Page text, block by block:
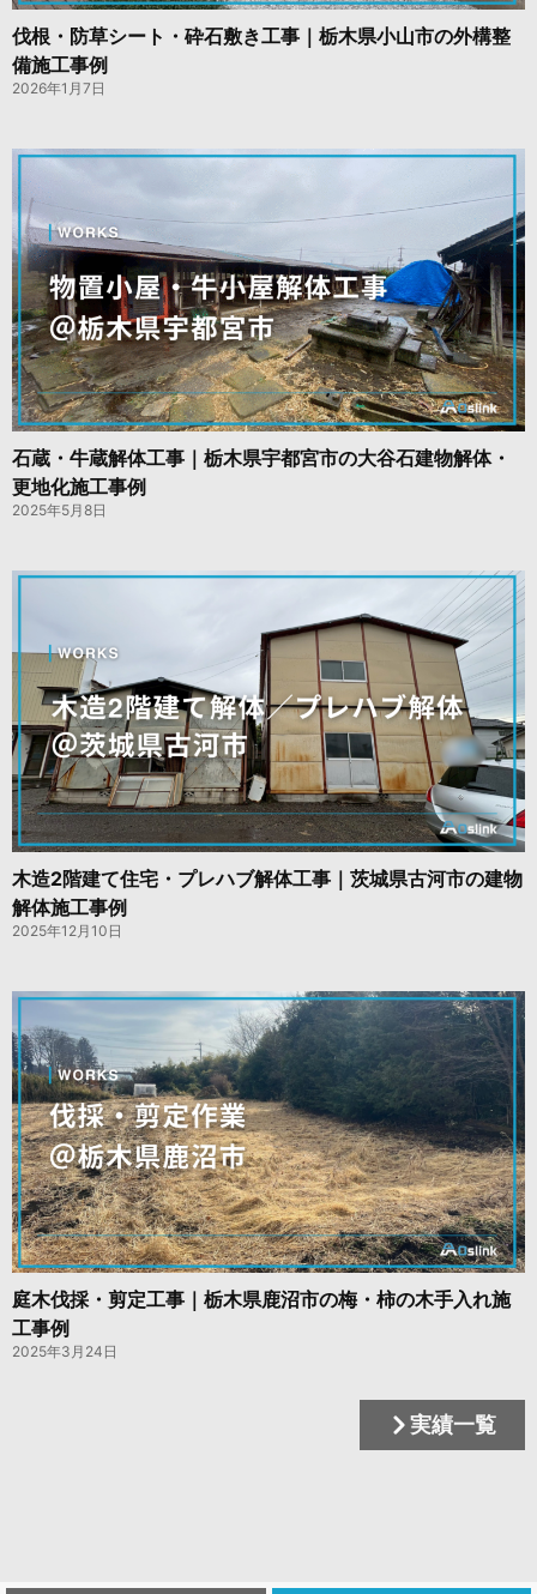
伐根・防草シート・砕石敷き工事｜栃木県小山市の外構整
備施工事例
2026年1月7日
石蔵・牛蔵解体工事｜栃木県宇都宮市の大谷石建物解体・
更地化施工事例
2025年5月8日
木造2階建て住宅・プレハブ解体工事｜茨城県古河市の建物
解体施工事例
2025年12月10日
庭木伐採・剪定工事｜栃木県鹿沼市の梅・柿の木手入れ施
工事例
2025年3月24日
実績一覧